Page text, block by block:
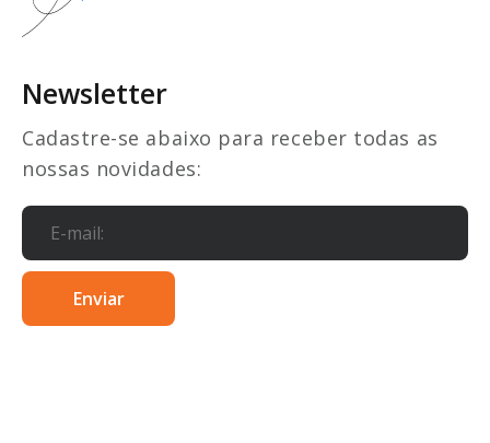
Newsletter
Cadastre-se abaixo para receber todas as
nossas novidades: